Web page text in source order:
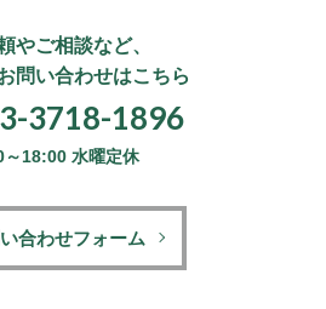
やご相談など、
問い合わせはこちら
3718-1896
～18:00 水曜定休
合わせフォーム